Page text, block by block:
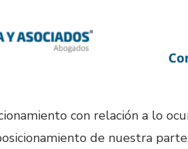
con relación a lo
de nuestra